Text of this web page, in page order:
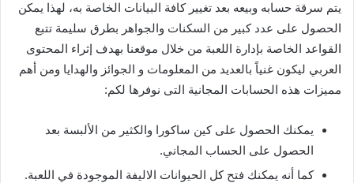
يتم سرقة حسابه وبيعه بعد تغيير كافة البيانات الخاصة به، لهذا يمكن
الحصول على عدد كبير من السكنات والجواهر بطرق سليمة تتبع
القواعد الخاصة بإدارة اللعبة من خلال موقعنا بهدف إثراء المحتوى
العربي ليكون غنياً بالعديد من المعلومات و الجوائز والهدايا ومن أهم
مميزات هذه الحسابات المجانية التى نوفرها لكم:
يمكنك الحصول على كين ساكورا والكثير من الألبسة بعد
الحصول على الحساب المجاني.
كما أنه يمكنك فتح كل الحيوانات الاليفة الموجودة في اللعبة.